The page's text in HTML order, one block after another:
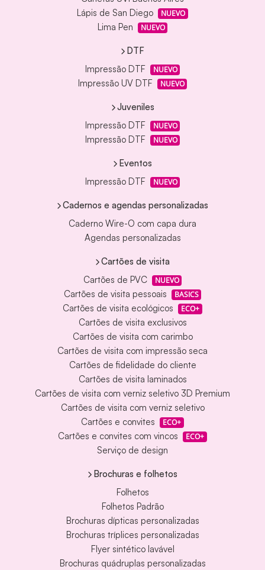
Lápis de San Diego
NUEVO
Lima Pen NUEVO
DTF
Impressão DTF
NUEVO
Impressão UV DTF NUEVO
Juveniles
Impressão DTF
NUEVO
Impressão DTF NUEVO
Eventos
Impressão DTF
NUEVO
Cadernos e agendas personalizadas
Caderno Wire-O com capa dura
Agendas personalizadas
Cartões de visita
Cartões de PVC
NUEVO
Cartões de visita pessoais BASICS
Cartões de visita ecológicos ECO+
Cartões de visita exclusivos
Cartões de visita com carimbo
Cartões de visita com impressão seca
Cartões de fidelidade do cliente
Cartões de visita laminados
Cartões de visita com verniz seletivo 3D Premium
Cartões de visita com verniz seletivo
Cartões e convites
ECO+
Cartões e convites com vincos ECO+
Serviço de design
Brochuras e folhetos
Folhetos
Folhetos Padrão
Brochuras dípticas personalizadas
Brochuras tríplices personalizadas
Flyer sintético lavável
Brochuras quádruplas personalizadas